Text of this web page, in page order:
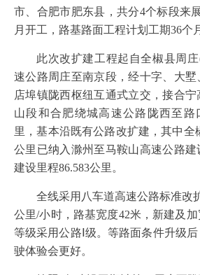
市、合肥市肥东县，共分4个标段来
月开工，路基路面工程计划工期36个
此次改扩建工程起自全椒县周
速公路周庄至南京段，经十字、大
店埠镇陇西枢纽互通式立交，接合
山段和合肥绕城高速公路陇西至路
里，基本沿既有公路改扩建，其中全
公里已纳入滁州至马鞍山高速公路
建设里程86.583公里。
全线采用八车道高速公路标准改
公里/小时，路基宽度42米，新建及
等级采用公路Ⅰ级。等路面条件升级
驶体验会更好。